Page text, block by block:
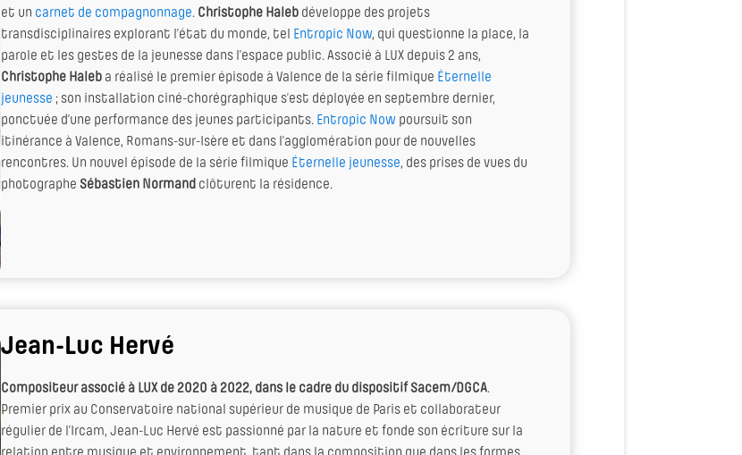
et un carnet de compagnonnage. Christophe Haleb développe des projets
transdisciplinaires explorant l’état du monde, tel
Entropic Now, qui questionne la place, la
parole et les gestes de la jeunesse dans l’espace public. Associé à LUX depuis 2 ans,
Christophe Haleb a réalisé le premier épisode à Valence de la série filmique Éternelle
jeunesse ; son installation ciné-chorégraphique s’est déployée en septembre dernier,
ponctuée d’une performance des jeunes participants. Entropic Now poursuit son
itinérance à Valence, Romans-sur-Isère et dans l’agglomération pour de nouvelles
rencontres. Un nouvel épisode de la série filmique Éternelle jeunesse, des prises de vues du
photographe Sébastien Normand clôturent la résidence.
Jean-Luc Hervé
Compositeur associé à LUX de 2020 à 2022, dans le cadre du dispositif Sacem/DGCA.
Premier prix au Conservatoire national supérieur de musique de Paris et collaborateur
régulier de l’Ircam, Jean-Luc Hervé est passionné par la nature et fonde son écriture sur la